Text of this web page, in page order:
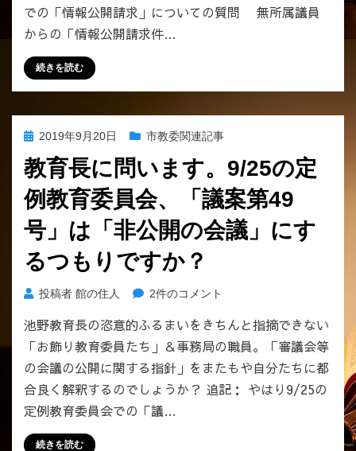
書
で
な
れ
「不
合
な
真
実」。
へ
の
や
住
査
は、
「ひ
り
ひ
と
り
の
民
の
利」
で
す。
へ
での「情報公開請求」についての質問 無所属議員
からの「情報公開請求件…
続きを読む
投
日:
2019年9月20日 市教委関連記事
教育長に問います。9/25の定
例教育委員会、「議案第49
号」は「非公開の会議」にす
るつもりですか？
投稿者 館の住人
教
長
に
問
ま
す。
2件のコメント
池野教育長の恣意的ふるまいをきちんと指摘できない
「お飾り教育委員たち」＆事務局の職員。「審議会等
の会議の公開に関する指針」をまたもや自分たちに都
合良く解釈するのでしょうか？ 追記： やはり9/25の
定例教育委員会での「議…
続きを読む